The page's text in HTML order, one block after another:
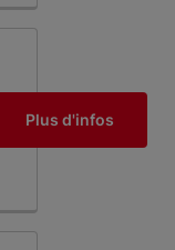
Plus d'infos